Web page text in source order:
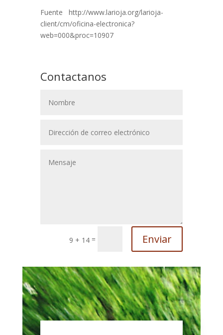
Fuente http://www.larioja.org/larioja-
client/cm/oficina-electronica?
web=000&proc=10907
Contactanos
9 + 14 = Enviar